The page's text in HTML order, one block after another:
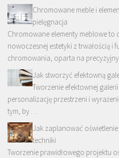
Chromowane meble i
pielęgnacja
Chromowane elementy meblowe to
nowoczesnej estetyki z trwałością i
chromowania, oparta na
Jak stworzyć efektowną
Tworzenie efektownej
personalizację przestrzeni i
tym, by …
Jak zaplanować
techniki
Tworzenie prawidłowego projektu